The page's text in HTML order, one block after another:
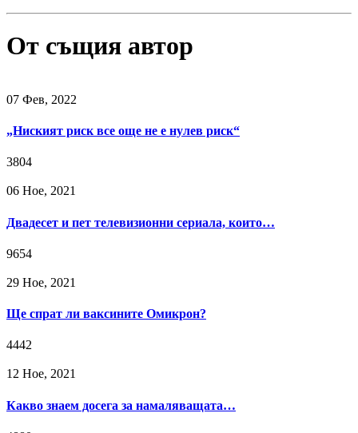
От същия автор
07 Фев, 2022
„Ниският риск все още не е нулев риск“
3804
06 Ное, 2021
Двадесет и пет телевизионни сериала, които…
9654
29 Ное, 2021
Ще спрат ли ваксините Омикрон?
4442
12 Ное, 2021
Какво знаем досега за намаляващата…